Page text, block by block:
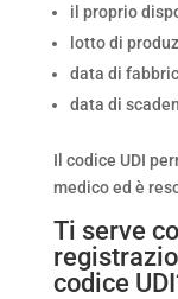
il proprio
lotto di
data di
data di
Il codice UDI
medico ed è
Ti serve
codice